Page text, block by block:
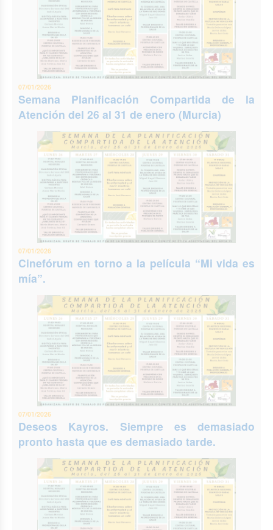
07/01/2026
Semana Planificación Compartida de la
Atención del 26 al 31 de enero (Murcia)
07/01/2026
Cinefórum en torno a la película “Mi vida es
mía”.
07/01/2026
Deseos Kayros. Siempre es demasiado
pronto hasta que es demasiado tarde.